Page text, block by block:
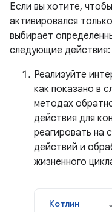
Если вы хотите,
активировался
выбирает
следующие действия:
Реализуйте
как показано в
методах
действия для
реагировать на
действий и
жизненного
Котлин